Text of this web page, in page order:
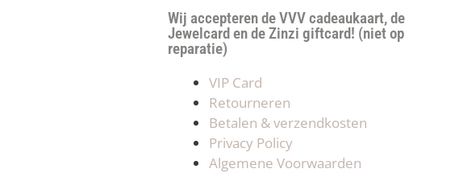
Wij accepteren de VVV cadeaukaart, de
Jewelcard en de Zinzi giftcard! (niet op
reparatie)
VIP Card
Retourneren
Betalen & verzendkosten
Privacy Policy
Algemene Voorwaarden